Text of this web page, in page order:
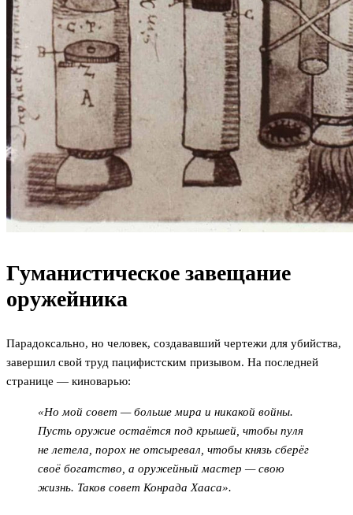
Гуманистическое завещание
оружейника
Парадоксально, но человек, создававший чертежи для убийства,
завершил свой труд пацифистским призывом. На последней
странице — киноварью:
«Но мой совет — больше мира и никакой войны.
Пусть оружие остаётся под крышей, чтобы пуля
не летела, порох не отсыревал, чтобы князь сберёг
своё богатство, а оружейный мастер — свою
жизнь. Таков совет Конрада Хааса».